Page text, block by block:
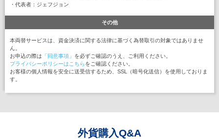
・代表者：ジェフジョン
その他
本両替サービスは、資金決済に関する法律に基づく為替取引の対象ではありませ
ん。
お申込の際は 「同意事項」 を必ずご確認のうえ、ご利用ください。
プライバシーポリシーはこちらをご確認ください。
お客様の個人情報を安全に送受信するため、SSL（暗号化送信）を使用しておりま
す。
外貨購入Q&A